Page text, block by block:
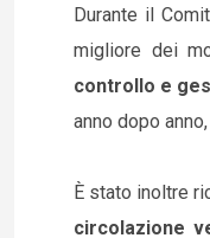
Durante il
migliore dei
controllo e
anno dopo
È stato inoltre
circolazione